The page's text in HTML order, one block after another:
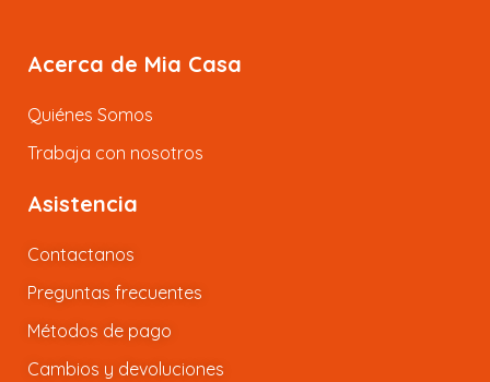
Acerca de Mia Casa
Quiénes Somos
Trabaja con nosotros
Asistencia
Contactanos
Preguntas frecuentes
Métodos de pago
Cambios y devoluciones